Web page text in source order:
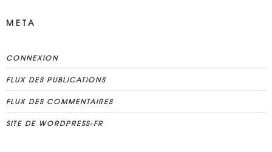
META
CONNEXION
FLUX DES PUBLICATIONS
FLUX DES COMMENTAIRES
SITE DE WORDPRESS-FR